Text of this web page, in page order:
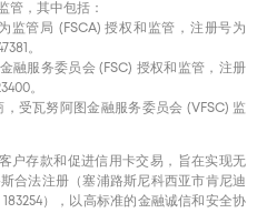
管，其中包括：
监管局 (FSCA) 授权和监管，注册号为
。
融服务委员会 (FSC) 授权和监管，注册
。
受瓦努阿图金融服务委员会 (VFSC) 监
存款和促进信用卡交易，旨在实现无
合法注册（塞浦路斯尼科西亚市肯尼迪
），以高标准的金融诚信和安全协